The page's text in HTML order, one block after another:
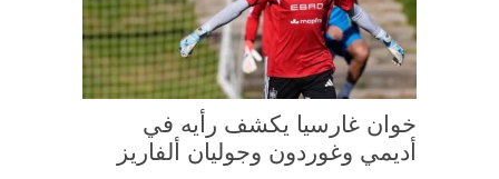
خوان غارسيا يكشف رأيه في
أديمي وغوردون وجوليان ألفاريز